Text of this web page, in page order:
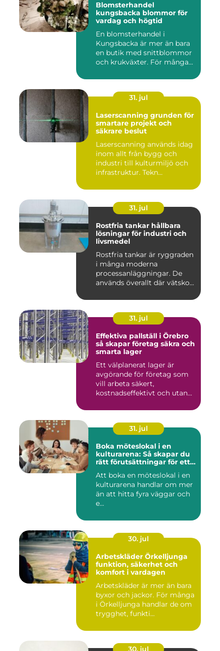
Blomsterhandel
kungsbacka blommor för
vardag och högtid
En blomsterhandel i
Kungsbacka är mer än bara
en butik med snittblommor
och krukväxter. För många
31. jul
Laserscanning grunden för
smartare projekt och
säkrare beslut
Laserscanning används idag
inom allt från bygg och
industri till kulturmiljö och
infrastruktur. Tekn...
31. jul
Rostfria tankar hållbara
lösningar för industri och
livsmedel
Rostfria tankar är ryggraden
i många moderna
processanläggningar. De
används överallt där vätskor,
31. jul
Effektiva pallställ i Örebro
så skapar företag säkra och
smarta lager
Ett välplanerat lager är
avgörande för företag som
vill arbeta säkert,
kostnadseffektivt och utan
31. jul
Boka möteslokal i en
kulturarena: Så skapar du
rätt förutsättningar för ett
Att boka en möteslokal i en
kulturarena handlar om mer
än att hitta fyra väggar och
e...
30. jul
Arbetskläder Örkelljunga
funktion, säkerhet och
komfort i vardagen
Arbetskläder är mer än bara
byxor och jackor. För många
i Örkelljunga handlar de om
trygghet, funkti...
30. jul